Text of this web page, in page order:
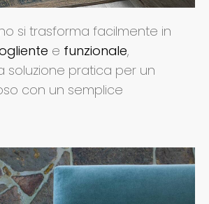
si trasforma facilmente in
e funzionale,
soluzione pratica per un
con un semplice